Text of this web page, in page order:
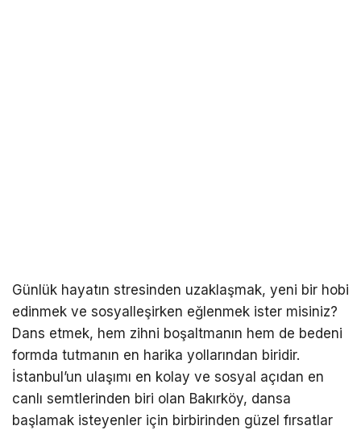
Günlük hayatın stresinden uzaklaşmak, yeni bir hobi
edinmek ve sosyalleşirken eğlenmek ister misiniz?
Dans etmek, hem zihni boşaltmanın hem de bedeni
formda tutmanın en harika yollarından biridir.
İstanbul’un ulaşımı en kolay ve sosyal açıdan en
canlı semtlerinden biri olan Bakırköy, dansa
başlamak isteyenler için birbirinden güzel fırsatlar